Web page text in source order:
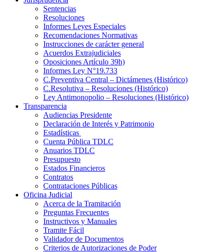
Sentencias
Resoluciones
Informes Leyes Especiales
Recomendaciones Normativas
Instrucciones de carácter general
Acuerdos Extrajudiciales
Oposiciones Artículo 39h)
Informes Ley N°19.733
C.Preventiva Central – Dictámenes (Histórico)
C.Resolutiva – Resoluciones (Histórico)
Ley Antimonopolio – Resoluciones (Histórico)
Transparencia
Audiencias Presidente
Declaración de Interés y Patrimonio
Estadísticas
Cuenta Pública TDLC
Anuarios TDLC
Presupuesto
Estados Financieros
Contratos
Contrataciones Públicas
Oficina Judicial
Acerca de la Tramitación
Preguntas Frecuentes
Instructivos y Manuales
Tramite Fácil
Validador de Documentos
Criterios de Autorizaciones de Poder